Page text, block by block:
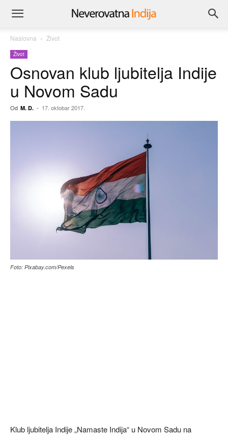
Naslovna Život
Život
Osnovan klub ljubitelja Indije
u Novom Sadu
Od M. D. - 17. oktobar 2017.
Foto: Pixabay.com/Pexels
Klub ljubitelja Indije „Namaste Indija“ u Novom Sadu na